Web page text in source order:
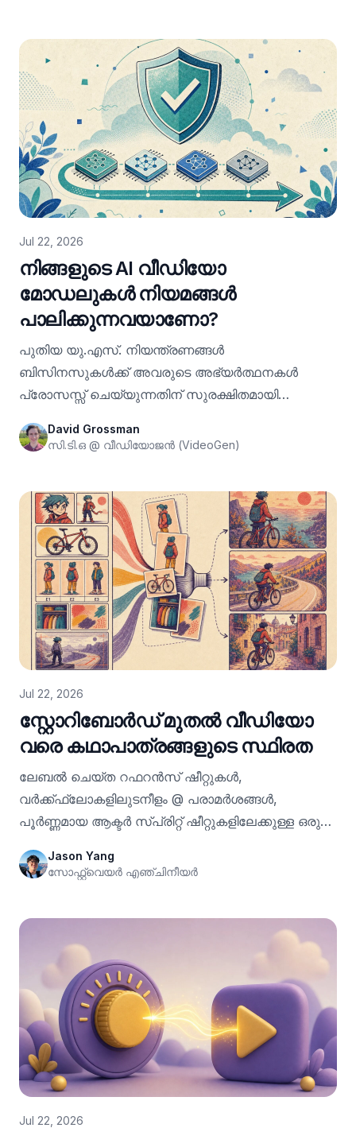
Jul 22, 2026
നിങ്ങളുടെ AI വീഡിയോ
മോഡലുകൾ നിയമങ്ങൾ
പാലിക്കുന്നവയാണോ?
പുതിയ യു.എസ്. നിയന്ത്രണങ്ങൾ
ബിസിനസുകൾക്ക് അവരുടെ അഭ്യർത്ഥനകൾ
പ്രോസസ്സ് ചെയ്യുന്നതിന് സുരക്ഷിതമായി
മാറ്റിമറിക്കുന്നു.
David Grossman
സി.ടി.ഒ @ വീഡിയോജൻ (VideoGen)
Jul 22, 2026
സ്റ്റോറിബോർഡ് മുതൽ വീഡിയോ
വരെ കഥാപാത്രങ്ങളുടെ സ്ഥിരത
ലേബൽ ചെയ്ത റഫറൻസ് ഷീറ്റുകൾ,
വർക്ക്ഫ്ലോകളിലുടനീളം @ പരാമർശങ്ങൾ,
പൂർണ്ണമായ ആക്ടർ സ്പ്രിറ്റ് ഷീറ്റുകളിലേക്കുള്ള ഒരു
പരിമിതമായിരിക്കുമ്പോൾ VideoGen എങ്ങനെ
Jason Yang
സോഫ്റ്റ്‌വെയർ എഞ്ചിനീയർ
Jul 22, 2026